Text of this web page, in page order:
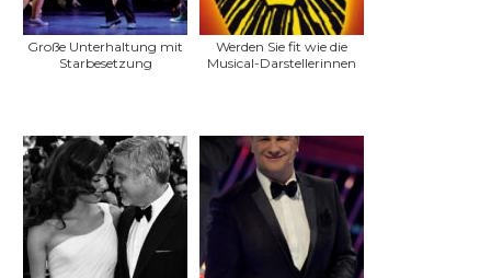
Große Unterhaltung mit
Starbesetzung
Werden Sie fit wie die
Musical-Darstellerinnen